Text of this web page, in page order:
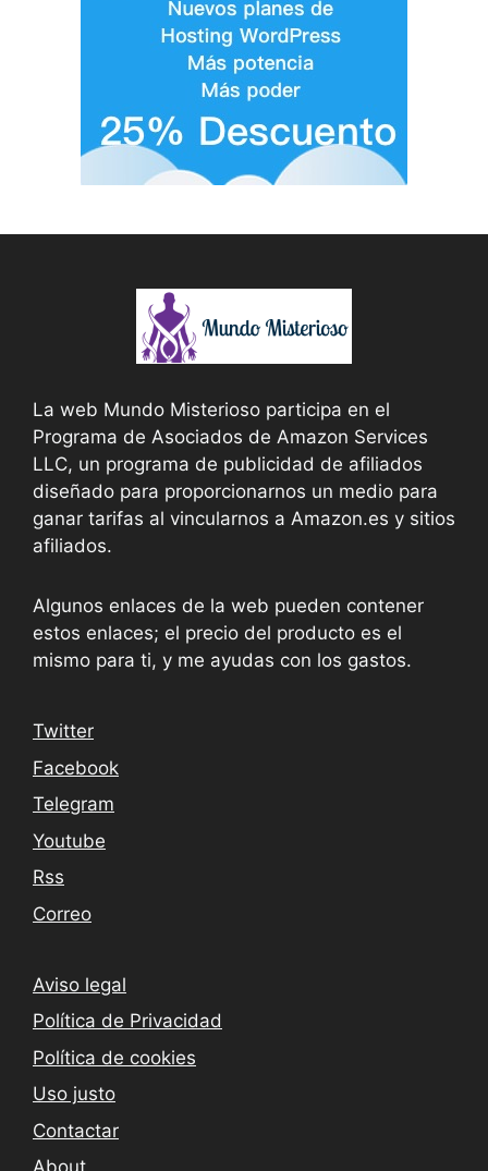
La web Mundo Misterioso participa en el
Programa de Asociados de Amazon Services
LLC, un programa de publicidad de afiliados
diseñado para proporcionarnos un medio para
ganar tarifas al vincularnos a Amazon.es y sitios
afiliados.
Algunos enlaces de la web pueden contener
estos enlaces; el precio del producto es el
mismo para ti, y me ayudas con los gastos.
Twitter
Facebook
Telegram
Youtube
Rss
Correo
Aviso legal
Política de Privacidad
Política de cookies
Uso justo
Contactar